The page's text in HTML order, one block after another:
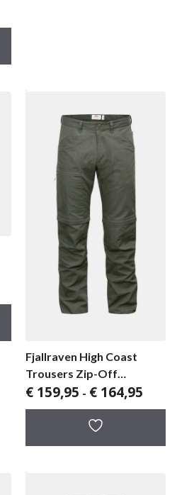
Fjallraven High Coast
Trousers Zip-Off
herenbroek
€ 159,95 - € 164,95